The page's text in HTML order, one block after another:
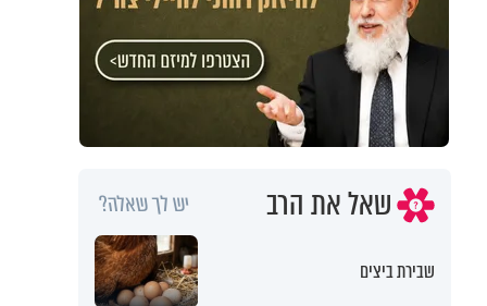
שאל את הרב יש לך שאלה?
שבירת ביצים